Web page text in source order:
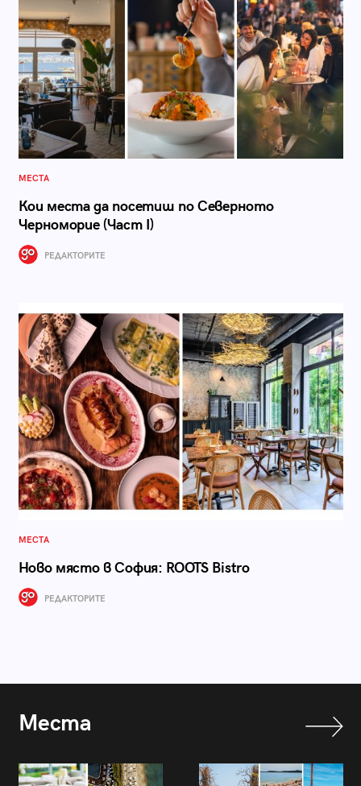
МЕСТА
Кои места да посетиш по Северното
Черноморие (Част I)
РЕДАКТОРИТЕ
МЕСТА
Ново място в София: ROOTS Bistro
РЕДАКТОРИТЕ
Места